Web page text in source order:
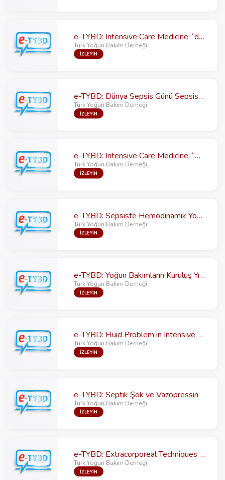
e-TYBD: Intensive Care Medicine: “different problems in different locations”-2
Türk Yoğun Bakım Derneği
İZLEYİN
e-TYBD: Dünya Sepsis Günü Sepsiste 3E; Erken tanı, Erken tedavi, Erkin tedavi
Türk Yoğun Bakım Derneği
İZLEYİN
e-TYBD: Intensive Care Medicine: “Different Problems in Diffrerent Locations”
Türk Yoğun Bakım Derneği
İZLEYİN
e-TYBD: Sepsiste Hemodinamik Yönetimde Yenilikler
Türk Yoğun Bakım Derneği
İZLEYİN
e-TYBD: Yoğun Bakımların Kuruluş Yıldönümünde Korkutan Gündem: “Antibiyotik Direnci”
Türk Yoğun Bakım Derneği
İZLEYİN
e-TYBD: Fluid Problem in Intensive Care
Türk Yoğun Bakım Derneği
İZLEYİN
e-TYBD: Septik Şok ve Vazopressin
Türk Yoğun Bakım Derneği
İZLEYİN
e-TYBD: Extracorporeal Techniques Based on Adsorption in Critically ill Patients
Türk Yoğun Bakım Derneği
İZLEYİN